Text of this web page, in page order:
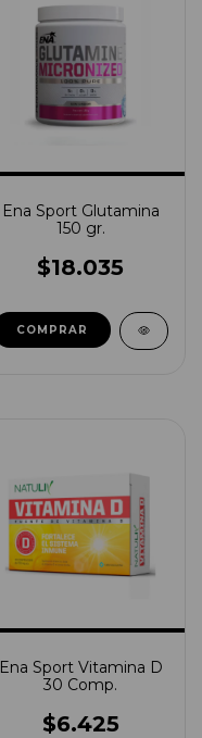
Ena Sport Glutamina
150 gr.
$18.035
COMPRAR
Ena Sport Vitamina D
30 Comp.
$6.425